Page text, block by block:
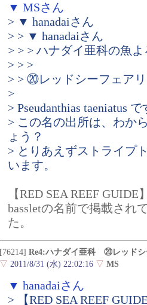
▼ MSさん
> ▼ hanadaiさん
> > ▼ hanadaiさん
> > > ハナダイ亜科の魚
> > >
> > ⑳レッドシーフェア
>
> Pseudanthias taeniatus
> この名の出所は、わか
ょう？
> とりあえずストライプ
います。
【RED SEA REEF
bassletの名前で掲載され
た。
[76214] Re4:ハナダイ亜科 ⑳レッドシ
▽ 2011/8/31 (水) 22:02:16 ▽ MS
▼ hanadaiさん
> 【RED SEA REEF